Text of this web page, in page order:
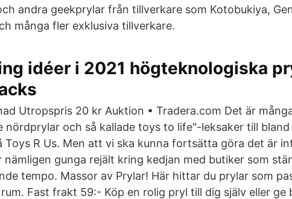
andra geekprylar från tillverkare som Kotobukiya,
många fler exklusiva tillverkare.
idéer i 2021 högteknologiska
Utropspris 20 kr Auktion • Tradera.com Det är
nördprylar och så kallade toys to life"-leksaker till
Toys R Us. Men att vi ska kunna fortsätta göra det är
gunga rejält kring kedjan med butiker som
tempo. Massor av Prylar! Här hittar du prylar som
Fast frakt 59:- Köp en rolig pryl till dig själv eller ge